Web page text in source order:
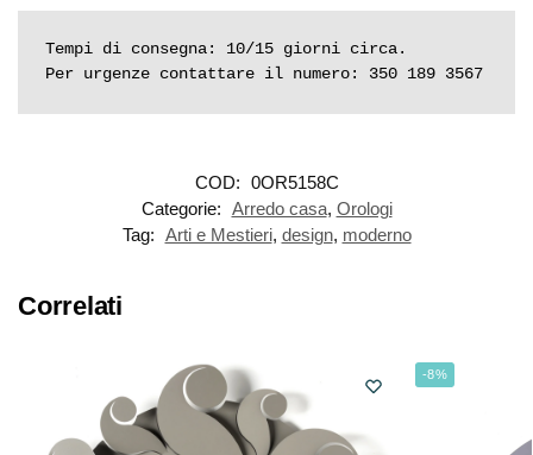
Tempi di consegna: 10/15 giorni circa.
Per urgenze contattare il numero: 350 189 3567
COD: 0OR5158C
Categorie: Arredo casa, Orologi
Tag: Arti e Mestieri, design, moderno
Correlati
-8%